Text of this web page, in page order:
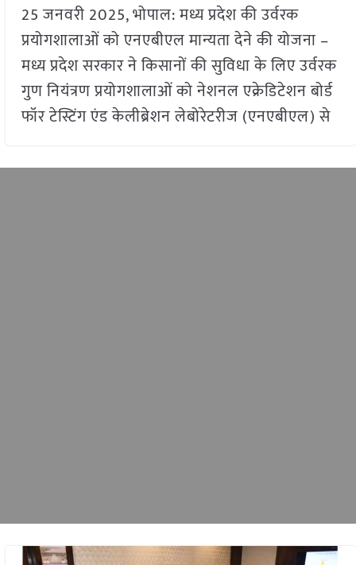
25 जनवरी 2025, भोपाल: मध्य प्रदेश की उर्वरक
प्रयोगशालाओं को एनएबीएल मान्यता देने की योजना –
मध्य प्रदेश सरकार ने किसानों की सुविधा के लिए उर्वरक
गुण नियंत्रण प्रयोगशालाओं को नेशनल एक्रेडिटेशन बोर्ड
फॉर टेस्टिंग एंड केलीब्रेशन लेबोरेटरीज (एनएबीएल) से